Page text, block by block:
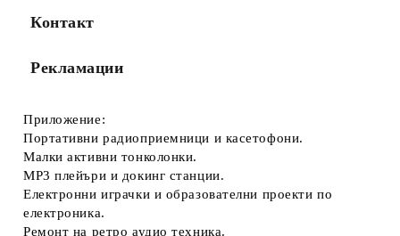
Контакт
Рекламации
Приложение:
Портативни радиоприемници и касетофони.
Малки активни тонколонки.
MP3 плейъри и докинг станции.
Електронни играчки и образователни проекти по
електроника.
Ремонт на ретро аудио техника.